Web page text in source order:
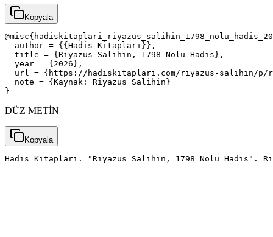
Kopyala
  author = {{Hadis Kitapları}},
  title = {Riyazus Salihin, 1798 Nolu Hadis},
  year = {2026},
url = {https://hadiskitaplari.com/riyazus-salihin/
  note = {Kaynak: Riyazus Salihin}
}
DÜZ METİN
Kopyala
Hadis Kitapları. "Riyazus Salihin, 1798 Nolu Hadis".